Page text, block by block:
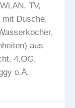
TV,
mit Dusche,
aus
4.OG,
o.Ä.